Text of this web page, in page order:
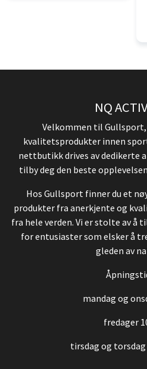
NQ
Velkommen til
kvalitetsprodukter innen
nettbutikk drives av dedikerte
tilby deg den beste
Hos Gullsport finner du et
produkter fra anerkjente og
fra hele verden. Vi er stolte av å
for entusiaster som elsker å
gleden av
mandag og
fredager
tirsdag og